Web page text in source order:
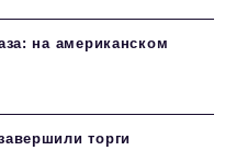
на американском
торги